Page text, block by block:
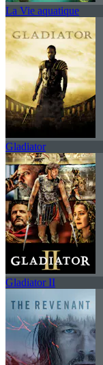
La Vie aquatique
Gladiator
Gladiator II